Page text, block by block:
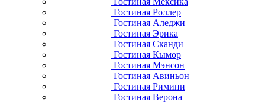
Гостиная Роллер
Гостиная Аледжи
Гостиная Эрика
Гостиная Сканди
Гостиная Кымор
Гостиная Мэнсон
Гостиная Авиньон
Гостиная Римини
Гостиная Верона